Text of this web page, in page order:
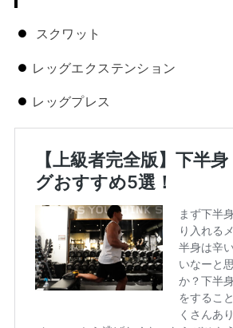
スクワット
レッグエクステンション
レッグプレス